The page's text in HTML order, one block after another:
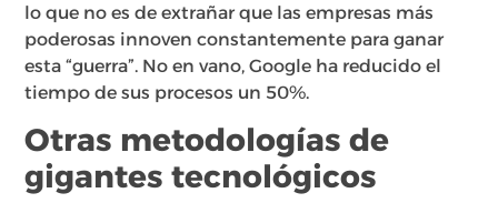
lo que no es de extrañar que las empresas más
poderosas innoven constantemente para ganar
esta “guerra”. No en vano, Google ha reducido el
tiempo de sus procesos un 50%.
Otras metodologías de
gigantes tecnológicos